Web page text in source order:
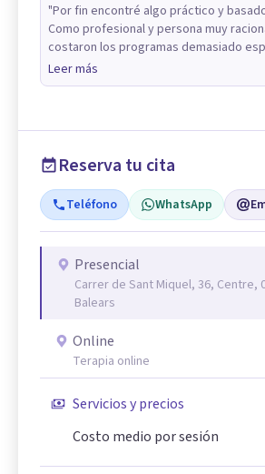
"Por fin encontré algo práctico y
Como profesional y persona muy
costaron los programas demasiado
Leer más
Reserva tu cita
Teléfono WhatsApp
Presencial
Carrer de Sant Miquel, 36, Centre,
Balears
Online
Terapia online
Servicios y precios
Costo medio por sesión